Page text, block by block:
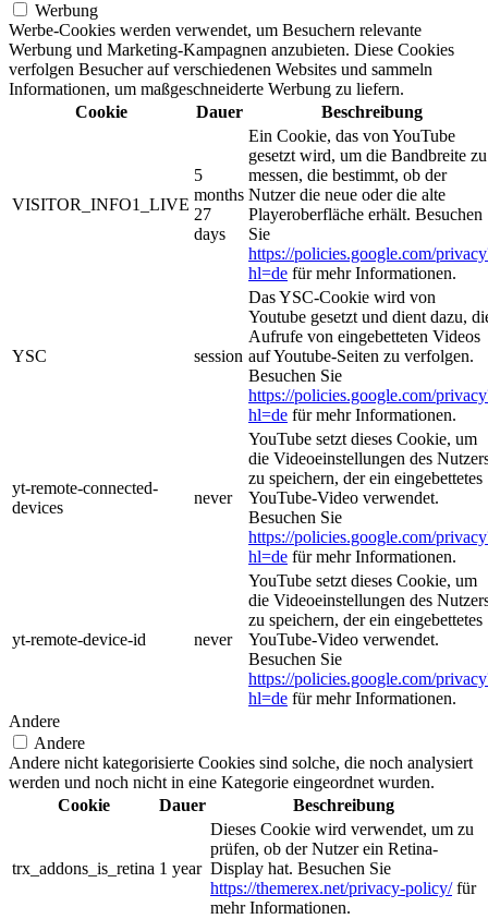
Werbung
Werbe-Cookies werden verwendet, um Besuchern relevante
Werbung und Marketing-Kampagnen anzubieten. Diese Cookies
verfolgen Besucher auf verschiedenen Websites und sammeln
Informationen, um maßgeschneiderte Werbung zu liefern.
Cookie
Dauer Beschreibung
VISITOR_INFO1_LIVE
5
months
27
days
Ein Cookie, das von YouTube
gesetzt wird, um die Bandbreite zu
messen, die bestimmt, ob der
Nutzer die neue oder die alte
Playeroberfläche erhält. Besuchen
Sie
https://policies.google.com/
hl=de für mehr Informationen.
YSC session
Das YSC-Cookie wird von
Youtube gesetzt und dient dazu,
Aufrufe von eingebetteten Videos
auf Youtube-Seiten zu verfolgen.
Besuchen Sie
https://policies.google.com/
hl=de für mehr Informationen.
yt-remote-connected-
devices
never
YouTube setzt dieses Cookie, um
die Videoeinstellungen des
zu speichern, der ein eingebettetes
YouTube-Video verwendet.
Besuchen Sie
https://policies.google.com/
hl=de für mehr Informationen.
yt-remote-device-id never
YouTube setzt dieses Cookie, um
die Videoeinstellungen des
zu speichern, der ein eingebettetes
YouTube-Video verwendet.
Besuchen Sie
https://policies.google.com/
hl=de für mehr Informationen.
Andere
Andere
Andere nicht kategorisierte Cookies sind solche, die noch analysiert
werden und noch nicht in eine Kategorie eingeordnet wurden.
Cookie
Dauer Beschreibung
trx_addons_is_retina 1 year
Dieses Cookie wird verwendet, um zu
prüfen, ob der Nutzer ein Retina-
Display hat. Besuchen Sie
https://themerex.net/privacy-policy/für
mehr Informationen.